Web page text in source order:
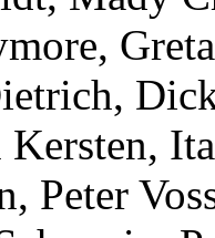
Peter